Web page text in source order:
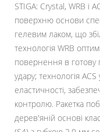
STIGA: Crystal, WRB і
поверхню основи
гелевим лаком, що
технологія WRB
повернення в готову
удару; технологія
еластичності,
контролю. Ракетка
дерев'яній основі